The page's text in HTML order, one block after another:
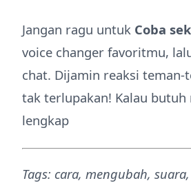
Jangan ragu untuk Coba
voice changer favoritmu,
chat. Dijamin reaksi teman-
tak terlupakan! Kalau butuh
lengkap
Tags: cara, mengubah,